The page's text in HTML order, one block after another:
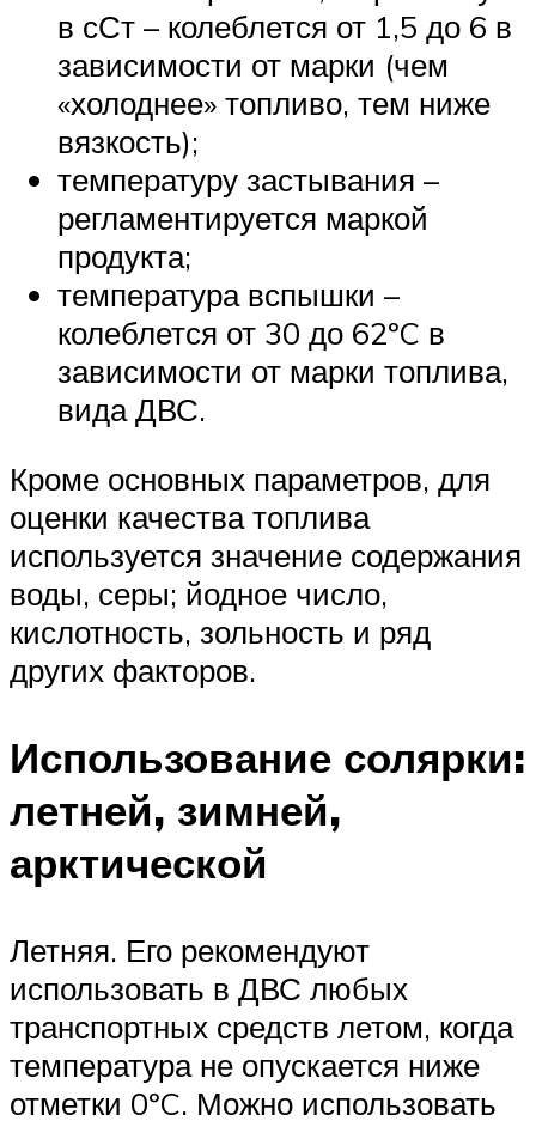
в сСт – колеблется от 1,5 до 6 в
зависимости от марки (чем
«холоднее» топливо, тем ниже
вязкость);
температуру застывания –
регламентируется маркой
продукта;
температура вспышки –
колеблется от 30 до 62ºC в
зависимости от марки топлива,
вида ДВС.
Кроме основных параметров, для
оценки качества топлива
используется значение содержания
воды, серы; йодное число,
кислотность, зольность и ряд
других факторов.
Использование солярки:
летней, зимней,
арктической
Летняя. Его рекомендуют
использовать в ДВС любых
транспортных средств летом, когда
температура не опускается ниже
отметки 0ºC. Можно использовать